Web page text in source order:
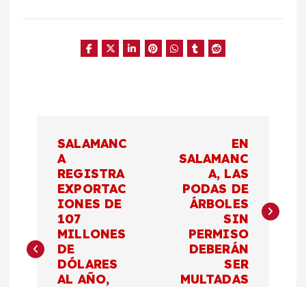
e
g
SALAMANC
A
REGISTRA
EXPORTAC
IONES DE
107
MILLONES
DE
DÓLARES
AL AÑO,
EN
SALAMANC
A, LAS
PODAS DE
ÁRBOLES
SIN
PERMISO
DEBERÁN
SER
MULTADAS